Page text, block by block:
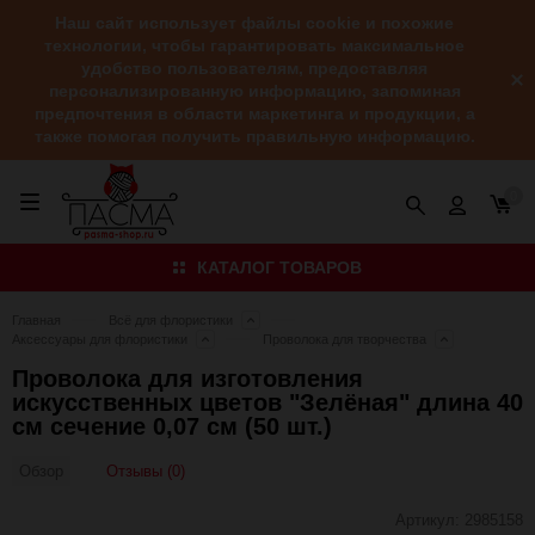
Наш сайт использует файлы cookie и похожие
технологии, чтобы гарантировать максимальное
удобство пользователям, предоставляя
персонализированную информацию, запоминая
предпочтения в области маркетинга и продукции, а
также помогая получить правильную информацию.
КАТАЛОГ ТОВАРОВ
Проволока для изготовления
искусственных цветов "Зелёная" длина 40
см сечение 0,07 см (50 шт.)
Отзывы (0)